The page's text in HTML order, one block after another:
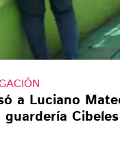
a Luciano